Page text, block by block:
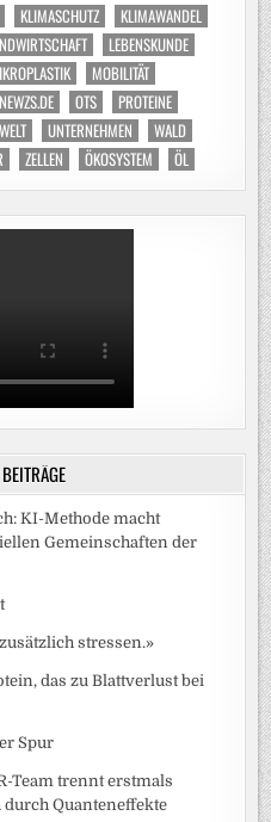
KLIMASCHUTZ
KLIMAWANDEL
LEBENSKUNDE
MOBILITÄT
NEWZS.DE OTS
PROTEINE
UNTERNEHMEN
WALD
ZELLEN ÖKOSYSTEM ÖL
KI-Methode macht
Gemeinschaften der
stressen.»
das zu Blattverlust bei
Spur
Team trennt erstmals
Quanteneffekte